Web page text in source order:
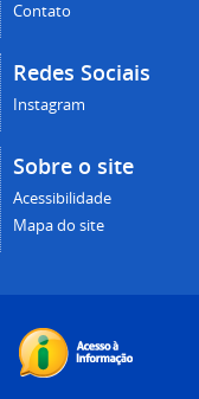
Contato
Redes Sociais
Instagram
Sobre o site
Acessibilidade
Mapa do site